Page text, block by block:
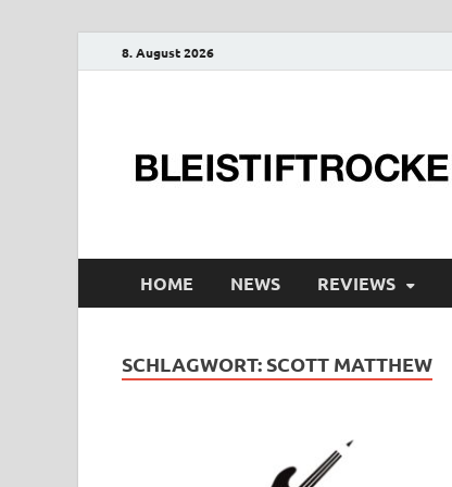
8. August 2026
HOME NEWS REVIEWS
SCHLAGWORT: SCOTT MATTHEW